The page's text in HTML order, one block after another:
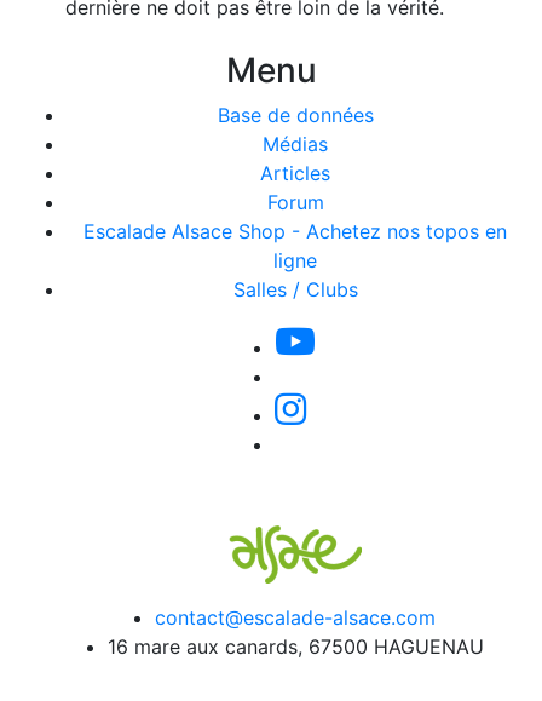
dernière ne doit pas être loin de la vérité.
Menu
Base de données
Médias
Articles
Forum
Escalade Alsace Shop - Achetez nos topos en
ligne
Salles / Clubs
contact@escalade-alsace.com
16 mare aux canards, 67500 HAGUENAU